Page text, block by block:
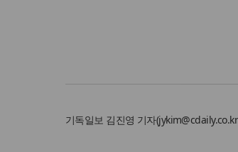
기독일보 김진영 기자(jykim@cdaily.co.kr